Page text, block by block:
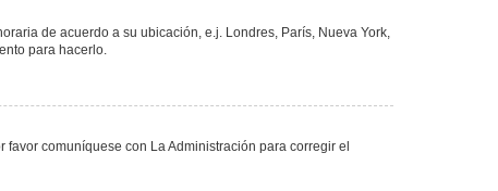
de acuerdo a su ubicación, e.j. Londres, París, Nueva York,
para hacerlo.
comuníquese con La Administración para corregir el